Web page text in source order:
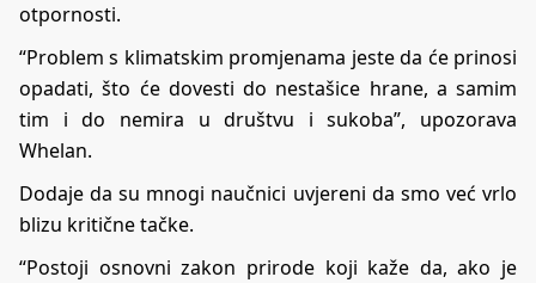
otpornosti.
“Problem s klimatskim promjenama jeste da će prinosi
opadati, što će dovesti do nestašice hrane, a samim
tim i do nemira u društvu i sukoba”, upozorava
Whelan.
Dodaje da su mnogi naučnici uvjereni da smo već vrlo
blizu kritične tačke.
“Postoji osnovni zakon prirode koji kaže da, ako je